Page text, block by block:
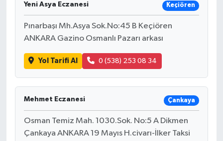
Yeni Asya Eczanesi Keçiören
Pınarbaşı Mh.Asya Sok.No:45 B Keçiören
ANKARA Gazino Osmanlı Pazarı arkası
Yol Tarifi Al 0 (538) 253 08 34
Mehmet Eczanesi Çankaya
Osman Temiz Mah. 1030.Sok. No:5 A Dikmen
Çankaya ANKARA 19 Mayıs H.civarı-İlker Taksi